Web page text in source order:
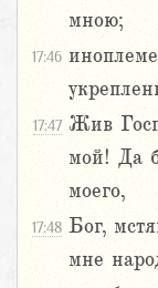
мною;
17:46
17:47 Жив
мой! Да
моего,
17:48 Бог,
мне